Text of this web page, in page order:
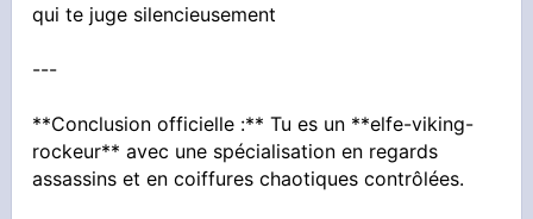
qui te juge silencieusement
---
**Conclusion officielle :** Tu es un **elfe-viking-
rockeur** avec une spécialisation en regards
assassins et en coiffures chaotiques contrôlées.